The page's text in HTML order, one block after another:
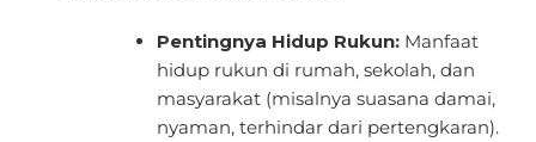
Pentingnya Hidup Rukun:Manfaat
hidup rukun di rumah, sekolah, dan
masyarakat (misalnya suasana damai,
nyaman, terhindar dari pertengkaran).